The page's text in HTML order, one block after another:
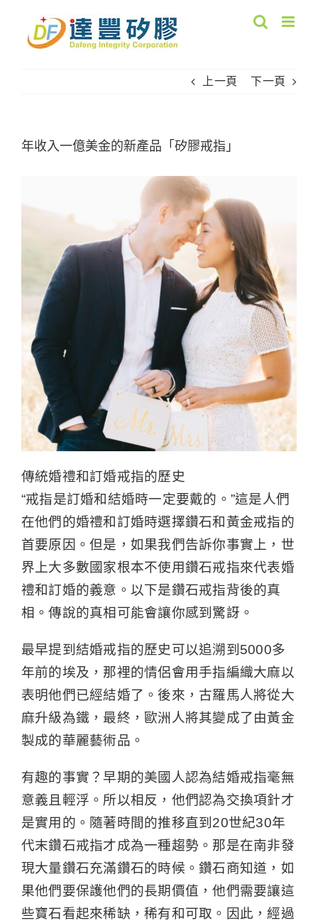
content
上一頁 下一頁
年收入一億美金的新產品「矽膠戒指」
傳統婚禮和訂婚戒指的歷史
“戒指是訂婚和結婚時一定要戴的。”這是人們
在他們的婚禮和訂婚時選擇鑽石和黃金戒指的
首要原因。但是，如果我們告訴你事實上，世
界上大多數國家根本不使用鑽石戒指來代表婚
禮和訂婚的義意。以下是鑽石戒指背後的真
相。傳說的真相可能會讓你感到驚訝。
最早提到結婚戒指的歷史可以追溯到5000多
年前的埃及，那裡的情侶會用手指編織大麻以
表明他們已經結婚了。後來，古羅馬人將從大
麻升級為鐵，最終，歐洲人將其變成了由黃金
製成的華麗藝術品。
有趣的事實？早期的美國人認為結婚戒指毫無
意義且輕浮。所以相反，他們認為交換項針才
是實用的。隨著時間的推移直到20世紀30年
代末鑽石戒指才成為一種趨勢。那是在南非發
現大量鑽石充滿鑽石的時候。鑽石商知道，如
果他們要保護他們的長期價值，他們需要讓這
些寶石看起來稀缺，稀有和可取。因此，經過